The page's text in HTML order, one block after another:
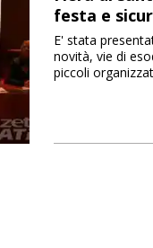
festa e
E' stata
novità, vie di
piccoli